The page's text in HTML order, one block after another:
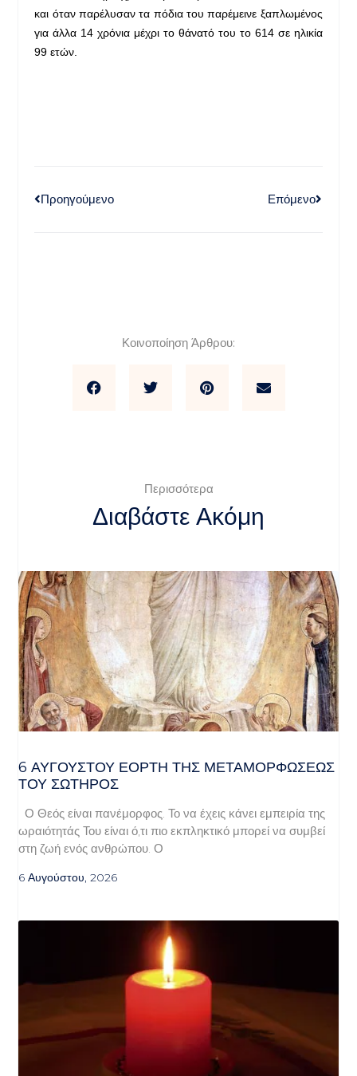
και όταν παρέλυσαν τα πόδια του παρέμεινε ξαπλωμένος
για άλλα 14 χρόνια μέχρι το θάνατό του το 614 σε ηλικία
99 ετών.
Προηγούμενο Επόμενο
Κοινοποίηση Άρθρου:
Περισσότερα
Διαβάστε Ακόμη
6 ΑΥΓΟΥΣΤΟΥ ΕΟΡΤΗ ΤΗΣ ΜΕΤΑΜΟΡΦΩΣΕΩΣ
ΤΟΥ ΣΩΤΗΡΟΣ
Ο Θεός είναι πανέμορφος. Το να έχεις κάνει εμπειρία της
ωραιότητάς Του είναι ό,τι πιο εκπληκτικό μπορεί να συμβεί
στη ζωή ενός ανθρώπου. Ο
6 Αυγούστου, 2026